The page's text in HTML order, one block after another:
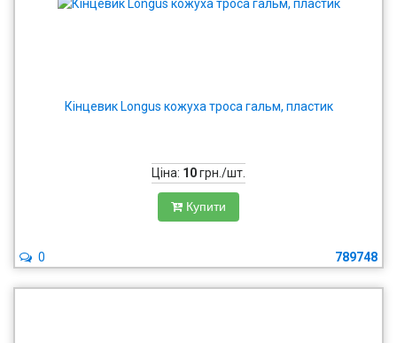
Кінцевик Longus кожуха троса гальм, пластик
Ціна: 10грн./шт.
Купити
789748
0